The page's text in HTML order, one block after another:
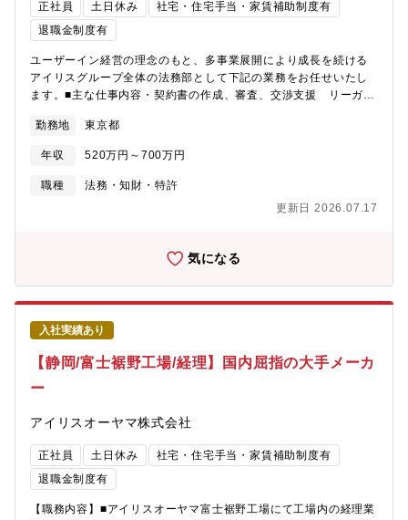
うして「しまう収納」から「探す収納」へとその概念を変えたこ
とで、世界の収納文化を変えました。世の中は常に変化してお
り、想定外の出来事も起こります。移り行く時代の変化にスピー
ディに対応し、グループ力を最大限に活用すること。それが新し
い需要と市場を創造することであり、使命だと考えます。アイリ
スグループはこれからも、企業理念にあるように「健全な成長を
続けることにより社会貢献する」企業であり続けます。【採用時
いわゆる無期契約の採用です。ただし入社初年度のみ年俸制を採
動することを極力防ぐことを目的にしています。ご経験や能力に
応じた社内等級を想定し、一時金や各種手当を含めた年俸をご案
力・職務・業務量等に応じた年俸の見直し・提示を行います。③
員でご入社いただいた後、正社員へ待遇変更を行う場合もありま
る場合があります。
正社員 土日休み
社宅・住宅手当・家賃補助制度有
退職金制度有
ユーザーイン経営の理念のもと、多事業展開により成長を続ける
アイリスグループ全体の法務部として下記の業務をお任せいたし
ます。■主な仕事内容・契約書の作成、審査、交渉支援 リーガル
携・社内のコンプライアンス教育など※海外展開も行っているた
め、英語が得意な方は 海外の案件に携わるチャンスもありま
す。【企業特徴】アイリスグループは「快適生活」をキーワード
に、生活者の潜在的な不満を解消するソリューション型商品で、
た。不満解消型商品として代表的なのが、クリア収納ケースで
ースを開発しました。日本で大ヒットした後、海外にもニーズが
あると考え、アメリカとヨーロッパで販売。日本と同じく欧米で
大ヒットし、世界中の収納ケースが透明に変わりました。こうし
て「しまう収納」から「探す収納」へとその概念を変えたこと
で、世界の収納文化を変えました。世の中は常に変化しており、
想定外の出来事も起こります。移り行く時代の変化にスピーディ
に対応し、グループ力を最大限に活用すること。それが新しい需
要と市場を創造することであり、使命だと考えます。アイリスグ
ループはこれからも、企業理念にあるように「健全な成長を続け
用形態】■3パターンでの採用可能性がございます。①正社員いわ
ゆる無期契約の採用です。ただし入社初年度のみ年俸制を採用し
ております。ご提案の想定年収が業績や残業時間の増減で変動す
ることを極力防ぐことを目的にしています。ご経験や能力に応じ
た社内等級を想定し、一時金や各種手当を含めた年俸をご案内し
ます。2年目より社内規定に沿って等級を付与し、年収を決定致し
勤務地 東京都
年収 520万円～700万円
職種
法務・知財・特許
更新日 2026.07.17
気になる
入社実績あり
【静岡/富士裾野工場/経理】国内屈指の大手メーカ
ー
アイリスオーヤマ株式会社
正社員 土日休み
社宅・住宅手当・家賃補助制度有
退職金制度有
【職務内容】■アイリスオーヤマ富士裾野工場にて工場内の経理業